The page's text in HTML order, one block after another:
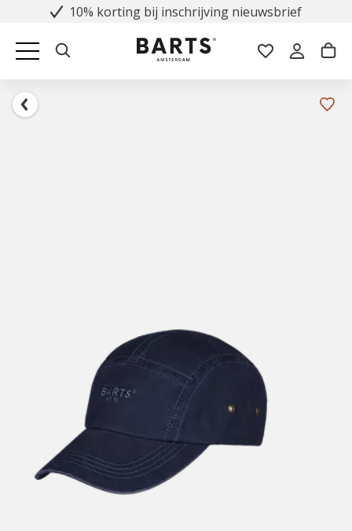
10% korting bij inschrijving nieuwsbrief